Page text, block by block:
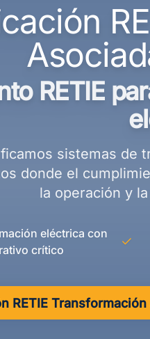
RETIE
sistemas de
donde el
la operación y
eléctrica con
crítico
RETIE